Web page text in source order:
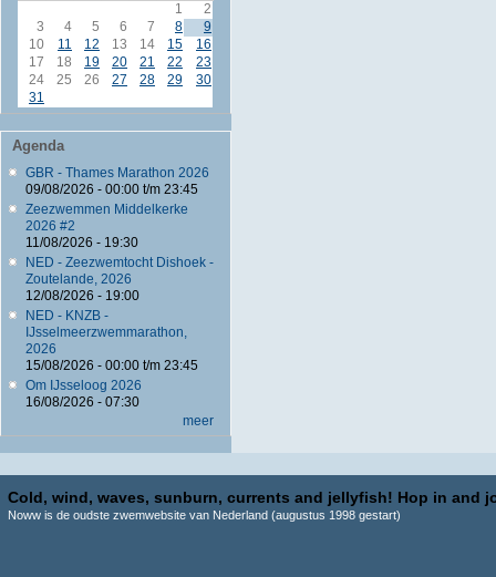
1
2
3
4 5 6 7 8
9
10
11 12 13 14 15
16
17
18 19 20 21 22
23
24
25 26 27 28 29
30
31
Agenda
GBR - Thames Marathon 2026
09/08/2026 - 00:00t/m 23:45
Zeezwemmen Middelkerke
2026 #2
11/08/2026 - 19:30
NED - Zeezwemtocht Dishoek -
Zoutelande, 2026
12/08/2026 - 19:00
NED - KNZB -
IJsselmeerzwemmarathon,
2026
15/08/2026 - 00:00t/m 23:45
Om IJsseloog 2026
16/08/2026 - 07:30
meer
Cold, wind, waves, sunburn, currents and jellyfish! Hop in and
Noww is de oudste zwemwebsite van Nederland (augustus 1998 gestart)